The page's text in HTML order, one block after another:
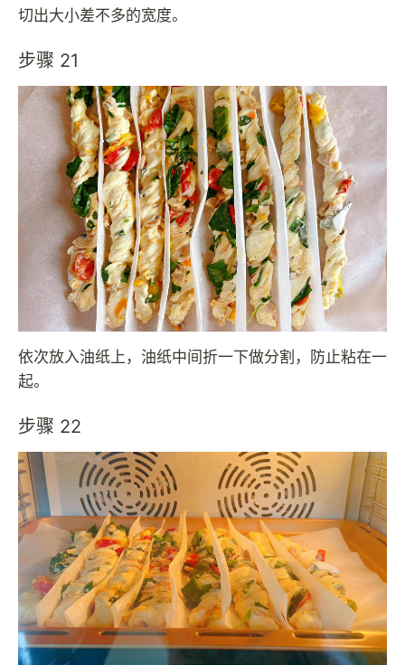
切出大小差不多的宽度。
步骤 21
依次放入油纸上，油纸中间折一下做分割，防止粘在一
起。
步骤 22